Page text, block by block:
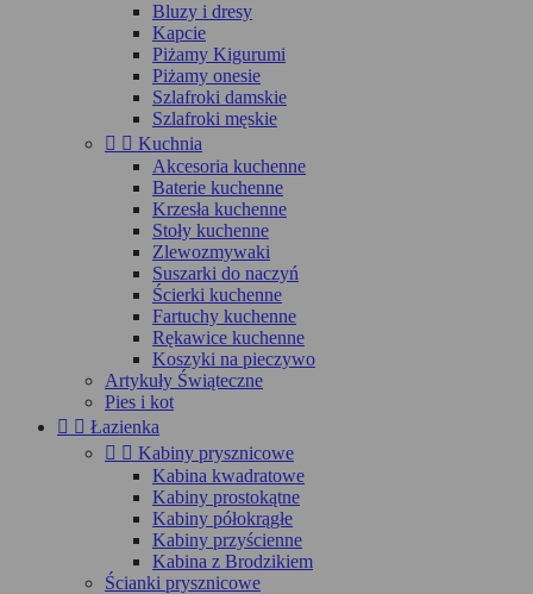
Bluzy i dresy
Kapcie
Piżamy Kigurumi
Piżamy onesie
Szlafroki damskie
Szlafroki męskie
  Kuchnia
Akcesoria kuchenne
Baterie kuchenne
Krzesła kuchenne
Stoły kuchenne
Zlewozmywaki
Suszarki do naczyń
Ścierki kuchenne
Fartuchy kuchenne
Rękawice kuchenne
Koszyki na pieczywo
Artykuły Świąteczne
Pies i kot
  Łazienka
  Kabiny prysznicowe
Kabina kwadratowe
Kabiny prostokątne
Kabiny półokrągłe
Kabiny przyścienne
Kabina z Brodzikiem
Ścianki prysznicowe